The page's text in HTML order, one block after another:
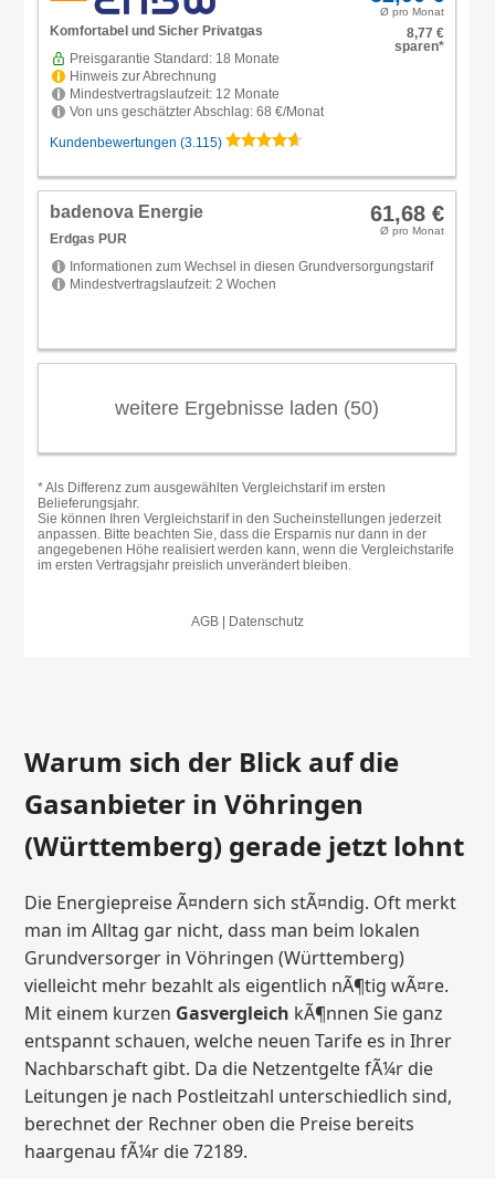
Warum sich der Blick auf die
Gasanbieter in Vöhringen
(Württemberg) gerade jetzt lohnt
Die Energiepreise Ã¤ndern sich stÃ¤ndig. Oft merkt
man im Alltag gar nicht, dass man beim lokalen
Grundversorger in Vöhringen (Württemberg)
vielleicht mehr bezahlt als eigentlich nÃ¶tig wÃ¤re.
Mit einem kurzen Gasvergleich kÃ¶nnen Sie ganz
entspannt schauen, welche neuen Tarife es in Ihrer
Nachbarschaft gibt. Da die Netzentgelte fÃ¼r die
Leitungen je nach Postleitzahl unterschiedlich sind,
berechnet der Rechner oben die Preise bereits
haargenau fÃ¼r die 72189.